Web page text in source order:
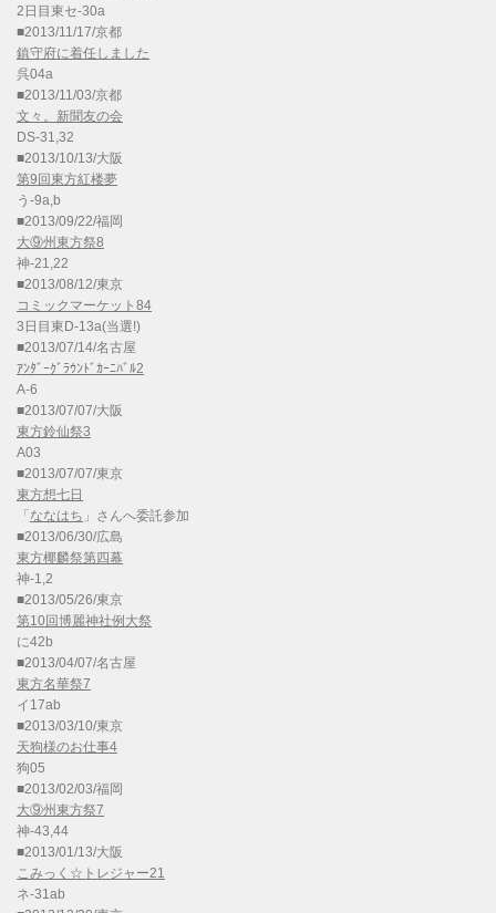
2日目東セ-30a
■2013/11/17/京都
鎮守府に着任しました
呉04a
■2013/11/03/京都
文々。新聞友の会
DS-31,32
■2013/10/13/大阪
第9回東方紅楼夢
う-9a,b
■2013/09/22/福岡
大⑨州東方祭8
神-21,22
■2013/08/12/東京
コミックマーケット84
3日目東D-13a(当選!)
■2013/07/14/名古屋
ｱﾝﾀﾞｰｸﾞﾗｳﾝﾄﾞｶｰﾆﾊﾞﾙ2
A-6
■2013/07/07/大阪
東方鈴仙祭3
A03
■2013/07/07/東京
東方想七日
「 ななはち 」さんへ委託参加
■2013/06/30/広島
東方椰麟祭第四幕
神-1,2
■2013/05/26/東京
第10回博麗神社例大祭
に42b
■2013/04/07/名古屋
東方名華祭7
イ17ab
■2013/03/10/東京
天狗様のお仕事4
狗05
■2013/02/03/福岡
大⑨州東方祭7
神-43,44
■2013/01/13/大阪
こみっく☆トレジャー21
ネ-31ab